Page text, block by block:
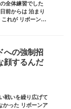
全体練習でした
前からは 泊まり
れが リボーンア
への強制招
するんだ
戦いを繰り広げて
かった リボーンア